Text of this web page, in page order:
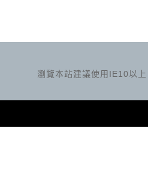
瀏覽本站建議使用IE10以